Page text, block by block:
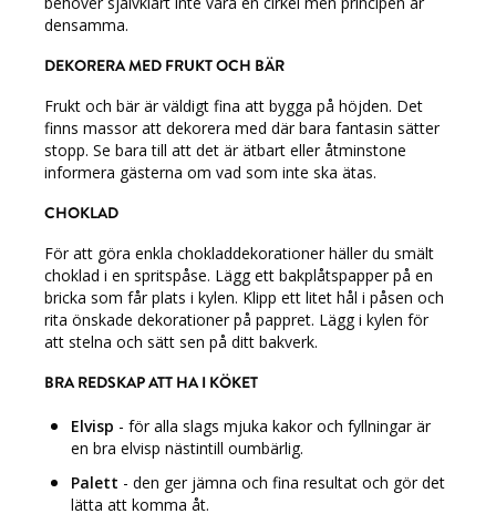
densamma.
DEKORERA MED FRUKT OCH BÄR
Frukt och bär är väldigt fina att bygga på höjden. Det
finns massor att dekorera med där bara fantasin sätter
stopp. Se bara till att det är ätbart eller åtminstone
informera gästerna om vad som inte ska ätas.
CHOKLAD
För att göra enkla chokladdekorationer häller du smält
choklad i en spritspåse. Lägg ett bakplåtspapper på en
bricka som får plats i kylen. Klipp ett litet hål i påsen och
rita önskade dekorationer på pappret. Lägg i kylen för
att stelna och sätt sen på ditt bakverk.
BRA REDSKAP ATT HA I KÖKET
Elvisp - för alla slags mjuka kakor och fyllningar är
en bra elvisp nästintill oumbärlig.
Palett - den ger jämna och fina resultat och gör det
lätta att komma åt.